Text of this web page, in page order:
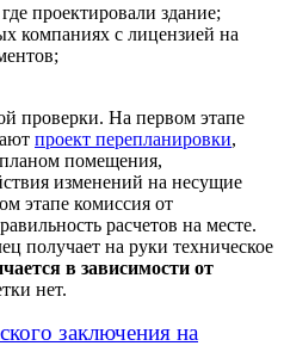
проектировали здание;
компаниях с лицензией на
проверки. На первом этапе
проект перепланировки,
помещения,
изменений на несущие
этапе комиссия от
расчетов на месте.
получает на руки техническое
в зависимости от
нет.
заключения на